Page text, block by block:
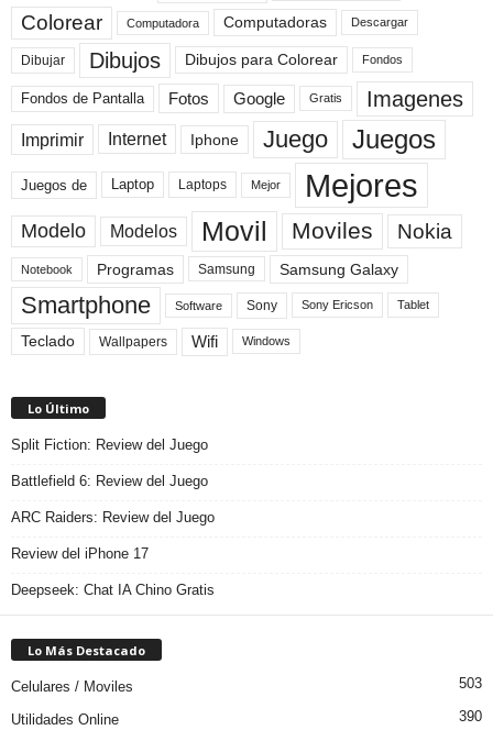
Colorear Computadora Computadoras Descargar
Dibujar Dibujos Dibujos para Colorear Fondos
Fondos de Pantalla Fotos Google Gratis Imagenes
Imprimir Internet Iphone Juego Juegos
Juegos de Laptop Laptops Mejor Mejores
Modelo Modelos Movil Moviles Nokia
Notebook Programas Samsung Samsung Galaxy
Smartphone Software Sony Sony Ericson Tablet
Teclado Wallpapers Wifi Windows
Lo Último
Split Fiction: Review del Juego
Battlefield 6: Review del Juego
ARC Raiders: Review del Juego
Review del iPhone 17
Deepseek: Chat IA Chino Gratis
Lo Más Destacado
Celulares / Moviles 503
Utilidades Online 390